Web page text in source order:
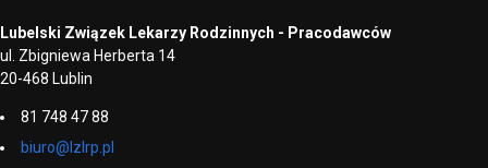
Lubelski Związek Lekarzy Rodzinnych - Pracodawców
ul. Zbigniewa Herberta 14
20-468 Lublin
81 748 47 88
biuro@lzlrp.pl